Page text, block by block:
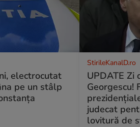
electrocutat
pe un stâlp
StirileKanalD.ro
UPDATE Zi
Georgescu!
judecat
lovitură de